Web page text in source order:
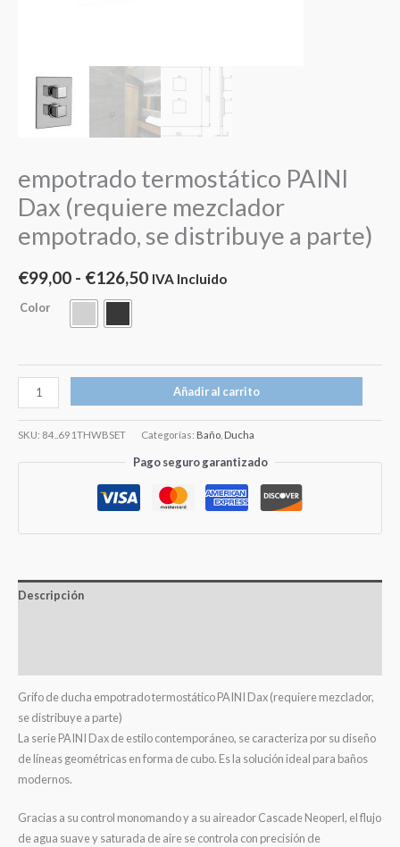
empotrado termostático PAINI
Dax (requiere mezclador
empotrado, se distribuye a parte)
€99,00 - €126,50 IVA Incluido
Color
Añadir al carrito
SKU: 84..691THWBSET Categorías: Baño Ducha
Pago seguro garantizado
Descripción
Grifo de ducha empotrado termostático PAINI Dax (requiere mezclador,
se distribuye a parte)
La serie PAINI Dax de estilo contemporáneo, se caracteriza por su diseño
de líneas geométricas en forma de cubo. Es la solución ideal para baños
modernos.
Gracias a su control monomando y a su aireador Cascade Neoperl, el flujo
de agua suave y saturada de aire se controla con precisión de